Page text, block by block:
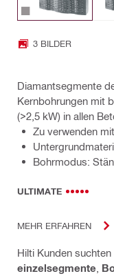
3 BILDER
Diamantsegmente
Kernbohrungen mit
(>2,5 kW) in allen
Zu verwenden
Bohrmodus:
ULTIMATE
MEHR ERFAHREN
Hilti Kunden suchten
einzelsegmente